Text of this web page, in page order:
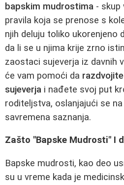
bapskim mudrostima - skup
pravila koja se prenose s
njih deluju toliko ukorenjeno
da li se u njima krije zrno
zaostaci sujeverja iz davnih
će vam pomoći da
sujeverja i nađete svoj put
roditeljstva, oslanjajući se
savremena saznanja.
Zašto "Bapske Mudrosti" I
Bapske mudrosti, kao deo
su u vreme kada je